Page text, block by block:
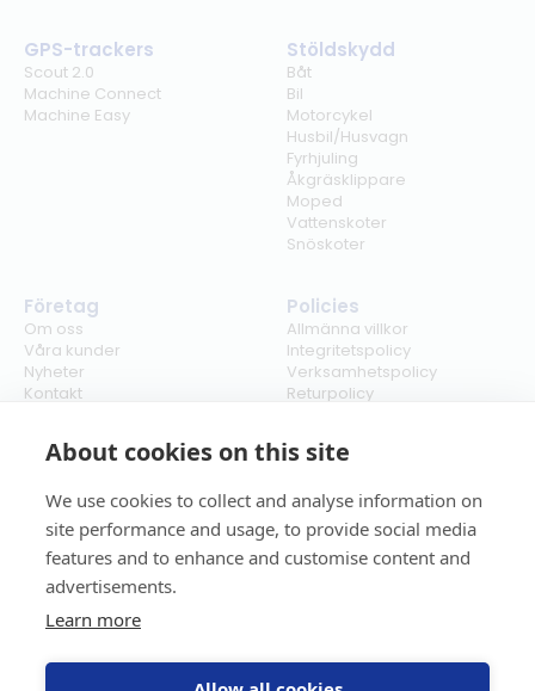
About cookies on this site
We use cookies to collect and analyse information on
site performance and usage, to provide social media
features and to enhance and customise content and
advertisements.
Learn more
GPS-trackers
Scout 2.0
Machine Connect
Machine Easy
Stöldskydd
Båt
Bil
Motorcykel
Husbil/Husvagn
Fyrhjuling
Åkgräsklippare
Moped
Vattenskoter
Snöskoter
Företag
Om oss
Våra kunder
Nyheter
Kontakt
Policies
Allmänna villkor
Integritetspolicy
Verksamhetspolicy
Returpolicy
Cookies